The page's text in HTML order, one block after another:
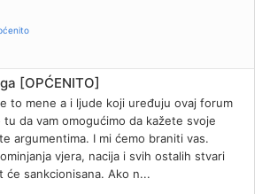
[OPĆENITO]
to mene a i ljude koji uređuju ovaj forum
da vam omogućimo da kažete svoje
argumentima. I mi ćemo braniti vas.
vjera, nacija i svih ostalih stvari
će sankcionisana. Ako n...